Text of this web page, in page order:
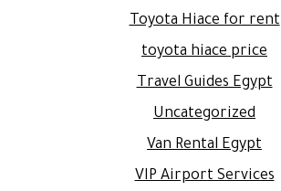
Toyota Hiace for rent
toyota hiace price
Travel Guides Egypt
Uncategorized
Van Rental Egypt
VIP Airport Services